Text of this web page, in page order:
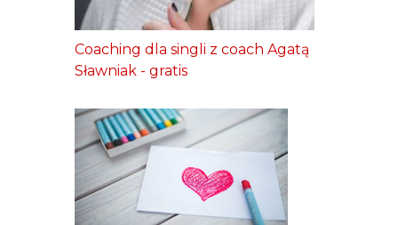
Coaching dla singli z coach Agatą
Sławniak - gratis